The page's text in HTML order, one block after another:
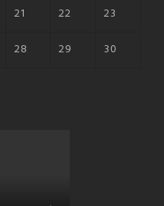
21 22
23
28 29 30